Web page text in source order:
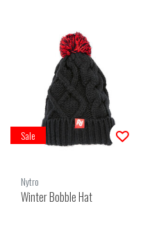
Sale
Nytro
Winter Bobble Hat